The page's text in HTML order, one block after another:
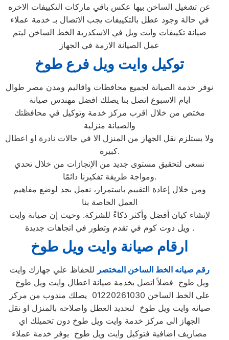
عن تشغيل الساخن بيها عكس باقي ماركات التكييفات الاخره
في حالة وجود عطل بالتكييفات يجب الاتصال بـ خدمة عملاء
صيانة تكييفات وايت ويل في الاسكدرية الخط الساخن ليتم
عمل الصيانة الازمة في الجهاز
توكيل وايت ويل فرع طوخ
نوفر خدمة الصيانة لجميع محافظات واقاليم ومدن مصر طوال
ايام الاسبوع اتصل بنا يصلك افضل مهندس صيانة
مختص من خلال اقرب مركز خدمة وتوكيل في محافظتك
والصيانة منزلية
ولا يستلزم نقل الجهاز من المنزل الا في حالات نادرة او اعطال
كبيرة.
نسعى لتحقيق مستوى جديد من الإنجازات من خلال تحدي
ومواجة طريقة تفكيرنا دائمًا.
ومن خلال إعادة التقييم باستمرار، نعمل بجد لوضع مفاهيم
العمل الخاصة بنا
لإنشاء كيان أفضل وأكثر ذكاءً للشركة. وحيث إن صيانة وايت
ويل دوت كوم في تقدم وتطور في اتجاهات جديدة .
ارقام صيانة وايت ويل طوخ
رقم صيانه الخط الساخن المختصر للحفاظ علي جهازك وايت
ويل طوخ فضلاً اتصل بخدمة صيانة اعطال وايت ويل طوخ
علي الخط الساخن 01220261030 يصلك مندوب من مركز
صيانه وايت ويل طوخ لتحديد العطل واصلاحه بالمنزل او نقل
الجهاز الى مركز خدمة وايت ويل طوخ دون تحميلك اي
مصاريف اضافية فتوكيل وايت ويل طوخ يوفر خدمة عملاء